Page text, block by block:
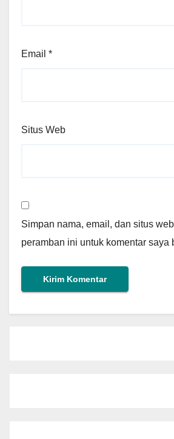
Email *
Situs Web
Simpan nama, email, dan situs
peramban ini untuk komentar saya